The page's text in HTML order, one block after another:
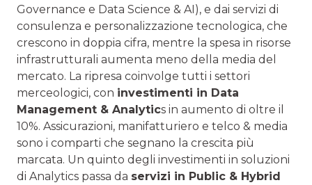
Governance e Data Science & AI), e dai servizi di
consulenza e personalizzazione tecnologica, che
crescono in doppia cifra, mentre la spesa in risorse
infrastrutturali aumenta meno della media del
mercato. La ripresa coinvolge tutti i settori
merceologici, con investimenti in Data
Management & Analytics in aumento di oltre il
10%. Assicurazioni, manifatturiero e telco & media
sono i comparti che segnano la crescita più
marcata. Un quinto degli investimenti in soluzioni
di Analytics passa da servizi in Public & Hybrid